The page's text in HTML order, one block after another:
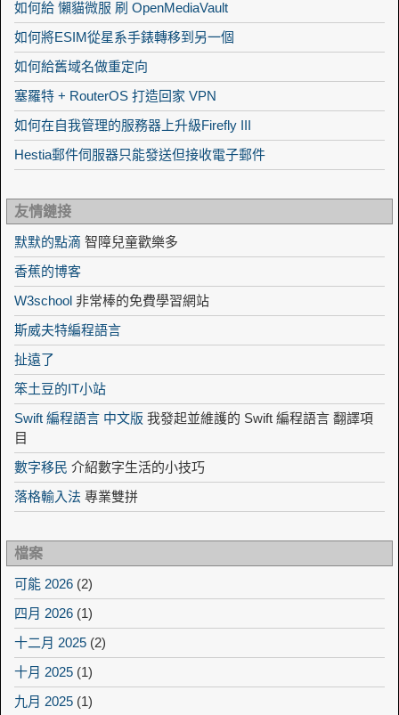
如何給 懶貓微服 刷 OpenMediaVault
如何將ESIM從星系手錶轉移到另一個
如何給舊域名做重定向
塞羅特 + RouterOS 打造回家 VPN
如何在自我管理的服務器上升級Firefly III
Hestia郵件伺服器只能發送但接收電子郵件
友情鏈接
默默的點滴 智障兒童歡樂多
香蕉的博客
W3school 非常棒的免費學習網站
斯威夫特編程語言
扯遠了
笨土豆的IT小站
Swift 編程語言 中文版 我發起並維護的 Swift 編程語言 翻譯項
目
數字移民 介紹數字生活的小技巧
落格輸入法 專業雙拼
檔案
可能 2026 (2)
四月 2026 (1)
十二月 2025 (2)
十月 2025 (1)
九月 2025 (1)